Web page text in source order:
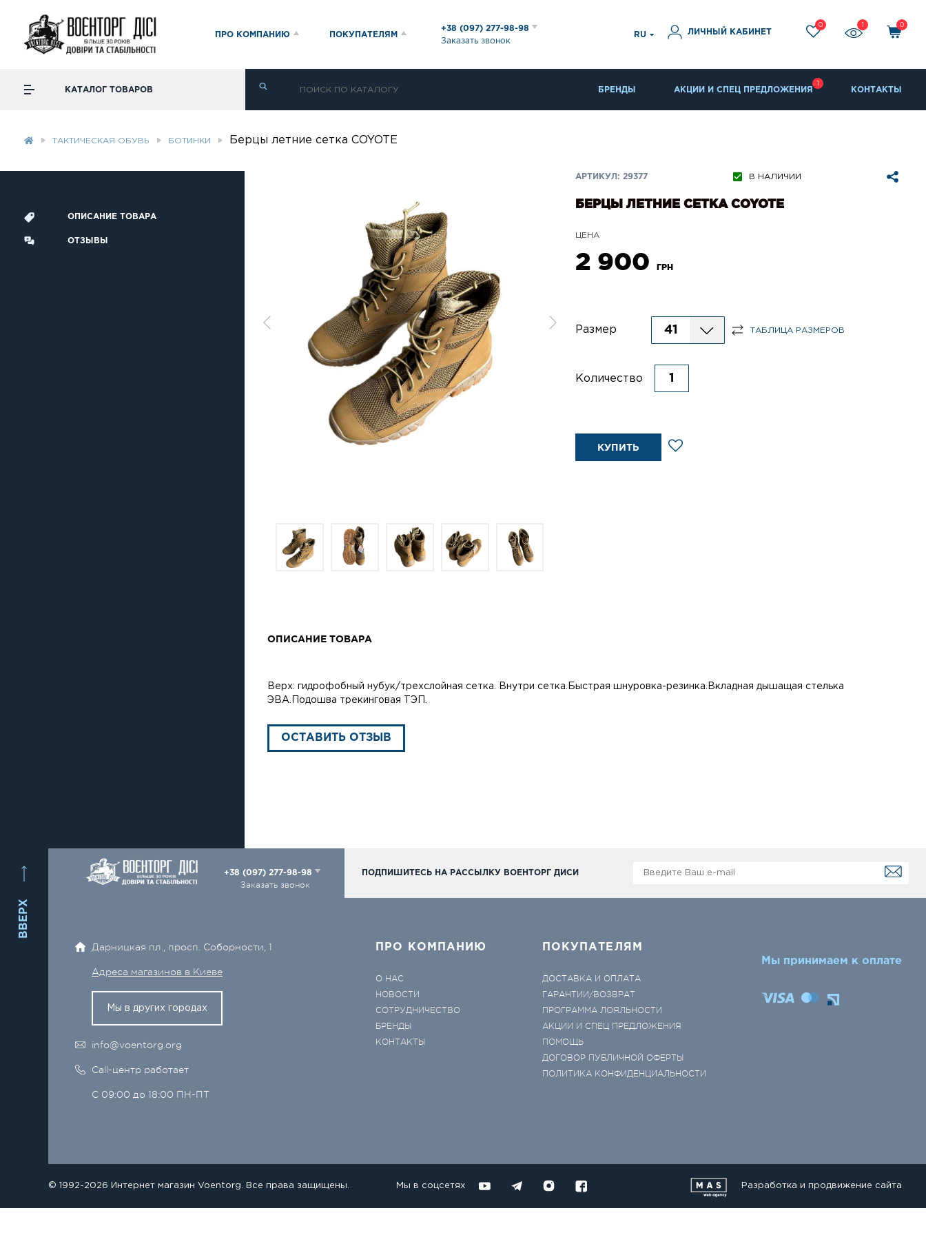
ПРО КОМПАНИЮ ПОКУПАТЕЛЯМ
+38 (097) 277-98-98
Заказать звонок
RU ЛИЧНЫЙ КАБИНЕТ
0 0
КАТАЛОГ ТОВАРОВ БРЕНДЫ АКЦИИ И СПЕЦ ПРЕДЛОЖЕНИЯ КОНТАКТЫ
ТАКТИЧЕСКАЯ ОБУВЬ БОТИНКИ Берцы летние сетка COYOTE
ОПИСАНИЕ ТОВАРА
ОТЗЫВЫ
АРТИКУЛ: 29377 В НАЛИЧИИ
БЕРЦЫ ЛЕТНИЕ СЕТКА COYOTE
ЦЕНА
2 900 ГРН
Размер 41 ТАБЛИЦА РАЗМЕРОВ
Количество
КУПИТЬ
ОПИСАНИЕ ТОВАРА
Верх: гидрофобный нубук/трехслойная сетка. Внутри сетка.Быстрая шнуровка-резинка.Вкладная дышащая стелька
ЭВА.Подошва трекинговая ТЭП.
ОСТАВИТЬ ОТЗЫВ
ВВЕРХ
+38 (097) 277-98-98
Заказать звонок
ПОДПИШИТЕСЬ НА РАССЫЛКУ ВОЕНТОРГ ДИСИ
Дарницкая пл., просп. Соборности, 1
Адреса магазинов в Киеве
Мы в других городах
info@voentorg.org
Call-центр работает
С 09:00 до 18:00 ПН-ПТ
ПРО КОМПАНИЮ
О НАС
НОВОСТИ
СОТРУДНИЧЕСТВО
БРЕНДЫ
КОНТАКТЫ
ПОКУПАТЕЛЯМ
ДОСТАВКА И ОПЛАТА
ГАРАНТИИ/ВОЗВРАТ
ПРОГРАММА ЛОЯЛЬНОСТИ
АКЦИИ И СПЕЦ ПРЕДЛОЖЕНИЯ
ПОМОЩЬ
ДОГОВОР ПУБЛИЧНОЙ ОФЕРТЫ
ПОЛИТИКА КОНФИДЕНЦИАЛЬНОСТИ
Мы принимаем к оплате
© 1992-2026 Интернет магазин Voentorg. Все права защищены. Мы в соцсетях Разработка и продвижение сайта